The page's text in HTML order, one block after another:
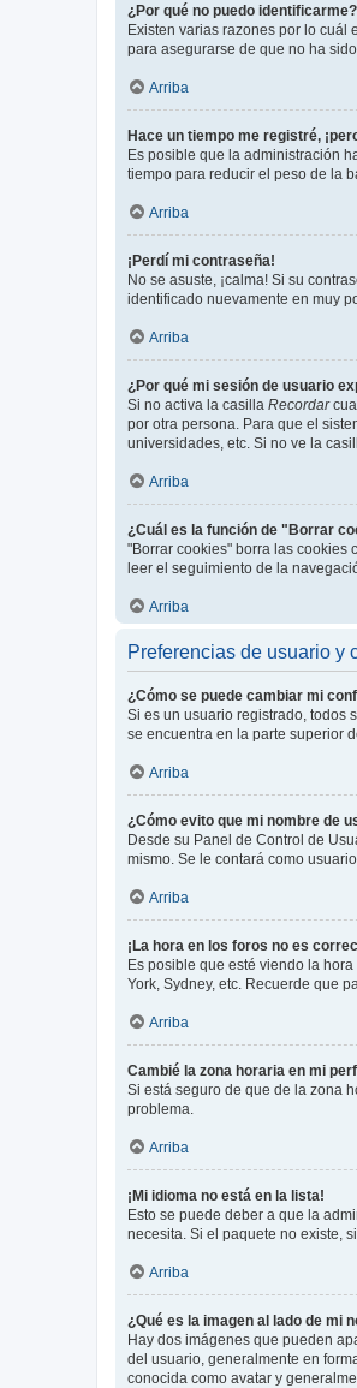
¿Por qué no puedo identificarme?
Existen varias razones por lo cuál
para asegurarse de que no ha
Arriba
Hace un tiempo me registré,
Es posible que la administración
tiempo para reducir el peso de la
Arriba
¡Perdí mi contraseña!
No se asuste, ¡calma! Si su
identificado nuevamente en muy
Arriba
¿Por qué mi sesión de usuario
Si no activa la casilla Recordar
por otra persona. Para que el
universidades, etc. Si no ve la
Arriba
¿Cuál es la función de "Borrar
"Borrar cookies" borra las cookies
leer el seguimiento de la
Arriba
Preferencias de usuario y
¿Cómo se puede cambiar mi
Si es un usuario registrado, todos
se encuentra en la parte superior
Arriba
¿Cómo evito que mi nombre de
Desde su Panel de Control de
mismo. Se le contará como
Arriba
¡La hora en los foros no es
Es posible que esté viendo la
York, Sydney, etc. Recuerde que
Arriba
Cambié la zona horaria en mi
Si está seguro de que de la zona
problema.
Arriba
¡Mi idioma no está en la lista!
Esto se puede deber a que la
necesita. Si el paquete no existe,
Arriba
¿Qué es la imagen al lado de mi
Hay dos imágenes que pueden
del usuario, generalmente en
conocida como avatar y